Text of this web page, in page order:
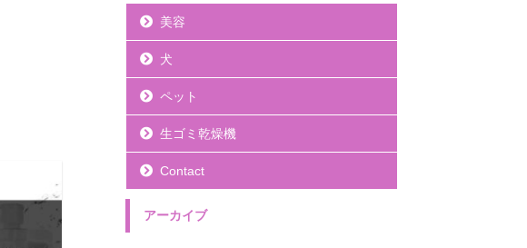
美容
犬
ペット
生ゴミ乾燥機
Contact
アーカイブ